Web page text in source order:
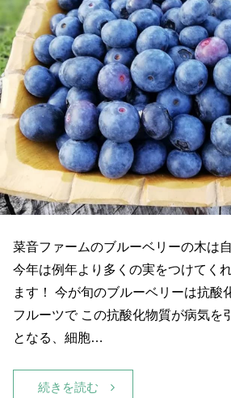
菜音ファームのブルーベリーの木は
今年は例年より多くの実をつけてく
ます！ 今が旬のブルーベリーは抗酸
フルーツで この抗酸化物質が病気を
となる、細胞…
続きを読む